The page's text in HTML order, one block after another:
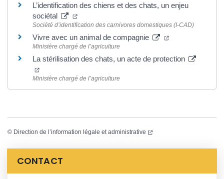
L’identification des chiens et des chats, un enjeu
sociétal
(ouverture dans un nouvel onglet)
Société d’identification des carnivores domestiques (I-CAD)
Vivre avec un animal de compagnie (ouverture dans
Ministère chargé de l’agriculture
La stérilisation des chats, un acte de protection
(ouverture dans un nouvel onglet)
Ministère chargé de l’agriculture
© Direction de l’information légale et administrative (ouverture dans un
Informations complémentaires
CONTACT